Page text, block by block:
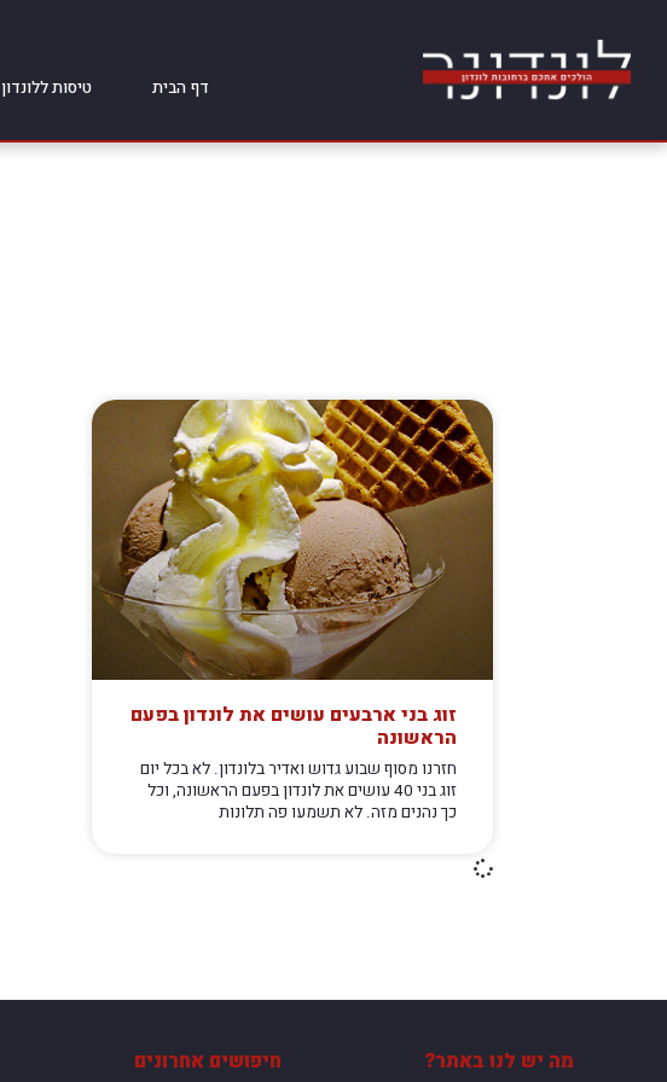
דף הבית טיסות ללונדון
זוג בני ארבעים עושים את לונדון בפעם
הראשונה
חזרנו מסוף שבוע גדוש ואדיר בלונדון. לא בכל יום
זוג בני 40 עושים את לונדון בפעם הראשונה, וכל
כך נהנים מזה. לא תשמעו פה תלונות
מה יש לנו באתר? חיפושים אחרונים